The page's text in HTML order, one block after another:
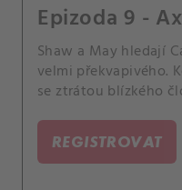
Epizoda 9 -
Shaw a May hledají
velmi překvapivého.
se ztrátou blízkého
REGISTROVAT